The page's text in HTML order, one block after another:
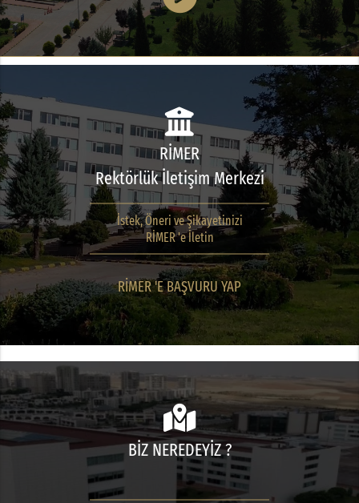
RİMER
Rektörlük İletişim Merkezi
İstek, Öneri ve Şikayetinizi
RİMER 'e İletin
RİMER 'E BAŞVURU YAP
BİZ NEREDEYİZ ?